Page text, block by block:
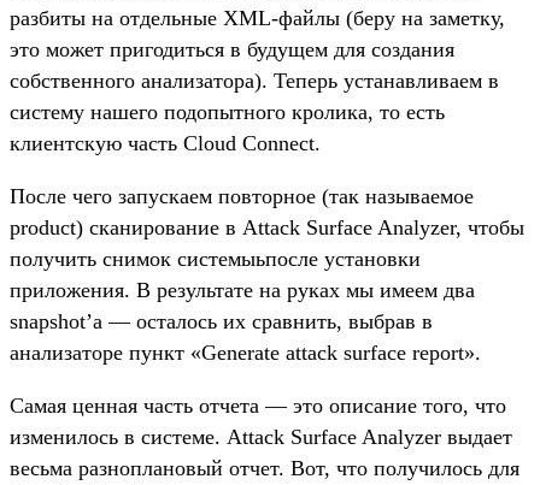
разбиты на отдельные XML-файлы (беру на заметку,
это может пригодиться в будущем для создания
собственного анализатора). Теперь устанавливаем в
систему нашего подопытного кролика, то есть
клиентскую часть Cloud Connect.
После чего запускаем повторное (так называемое
product) сканирование в Attack Surface Analyzer, чтобы
получить снимок системыьпосле установки
приложения. В результате на руках мы имеем два
snapshot’а — осталось их сравнить, выбрав в
анализаторе пункт «Generate attack surface report».
Самая ценная часть отчета — это описание того, что
изменилось в системе. Attack Surface Analyzer выдает
весьма разноплановый отчет. Вот, что получилось для